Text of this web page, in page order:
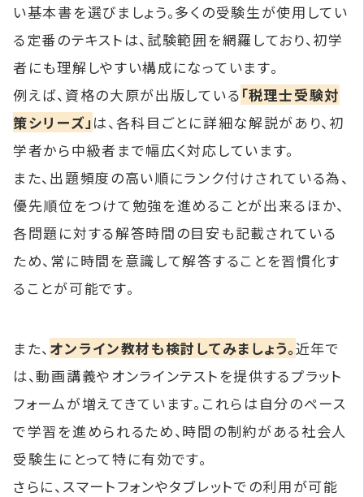
い基本書を選びましょう。多くの受験生が使用してい
る定番のテキストは、試験範囲を網羅しており、初学
者にも理解しやすい構成になっています。
例えば、資格の大原が出版している 「税理士受験対
策シリーズ」 は、各科目ごとに詳細な解説があり、初
学者から中級者まで幅広く対応しています。
また、出題頻度の高い順にランク付けされている為、
優先順位をつけて勉強を進めることが出来るほか、
各問題に対する解答時間の目安も記載されている
ため、常に時間を意識して解答することを習慣化す
ることが可能です。
また、 オンライン教材も検討してみましょう。近年で
は、動画講義やオンラインテストを提供するプラット
フォームが増えてきています。これらは自分のペース
で学習を進められるため、時間の制約がある社会人
受験生にとって特に有効です。
さらに、スマートフォンやタブレットでの利用が可能